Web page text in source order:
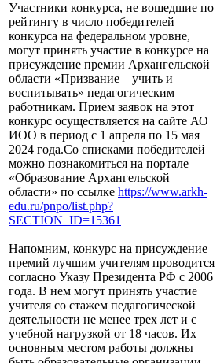
Участники конкурса, не вошедшие по
рейтингу в число победителей
конкурса на федеральном уровне,
могут принять участие в конкурсе на
присуждение премии Архангельской
области «Призвание – учить и
воспитывать» педагогическим
работникам. Прием заявок на этот
конкурс осуществляется на сайте АО
ИОО в период с 1 апреля по 15 мая
2024 года.Со списками победителей
можно познакомиться на портале
«Образование Архангельской
области» по ссылке https://www.arkh-
edu.ru/pnpo/list.php?
SECTION_ID=15361
Напомним, конкурс на присуждение
премий лучшим учителям проводится
согласно Указу Президента РФ с 2006
года. В нем могут принять участие
учителя со стажем педагогической
деятельности не менее трех лет и с
учебной нагрузкой от 18 часов. Их
основным местом работы должны